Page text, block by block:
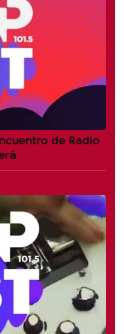
de Radio